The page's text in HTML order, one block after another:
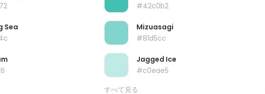
Sea
#42c0b2
Mizuasagi
#81d5cc
Jagged Ice
#c0eae5
すべて見る